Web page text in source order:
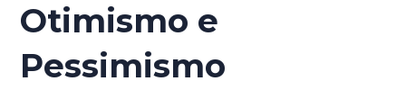
Otimismo e
Pessimismo